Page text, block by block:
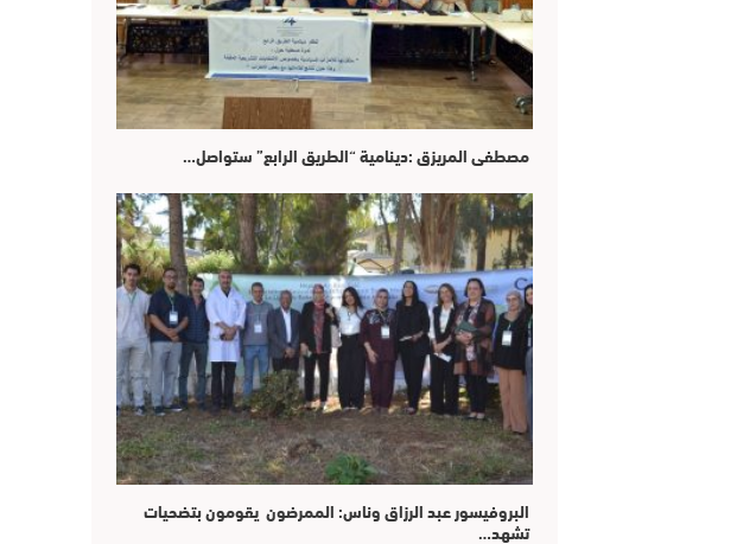
مصطفى المريزق :دينامية “الطريق الرابع” ستواصل…
البروفيسور عبد الرزاق وناس: الممرضون يقومون بتضحيات
تشهد…